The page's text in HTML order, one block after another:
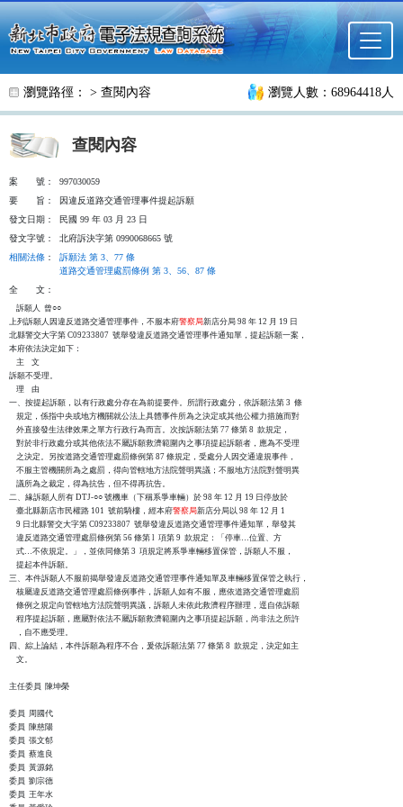
跳至主要內容
瀏覽路徑： > 查閱內容 瀏覽人數：68964418人
查閱內容
案 號：
997030059
要
旨：
因違反道路交通管理事件提起訴願
發文日期：
民國 99 年 03 月 23 日
發文字號：
北府訴決字第 0990068665 號
相關法條 ：
訴願法 第 3、77 條
道路交通管理處罰條例 第 3、56、87 條
全
文：
    訴願人  曾○○
上列訴願人因違反道路交通管理事件，不服本府警察局新店分局 98 年 12 月 19 日
北縣警交大字第 C09233807  號舉發違反道路交通管理事件通知單，提起訴願一案，
本府依法決定如下：
    主    文
訴願不受理。
    理    由
一、按提起訴願，以有行政處分存在為前提要件。所謂行政處分，依訴願法第 3  條
    規定，係指中央或地方機關就公法上具體事件所為之決定或其他公權力措施而對
    外直接發生法律效果之單方行政行為而言。次按訴願法第 77 條第 8  款規定，
    對於非行政處分或其他依法不屬訴願救濟範圍內之事項提起訴願者，應為不受理
    之決定。另按道路交通管理處罰條例第 87 條規定，受處分人因交通違規事件，
    不服主管機關所為之處罰，得向管轄地方法院聲明異議；不服地方法院對聲明異
    議所為之裁定，得為抗告，但不得再抗告。
二、緣訴願人所有 DTJ-○○ 號機車（下稱系爭車輛）於 98 年 12 月 19 日停放於
    臺北縣新店市民權路 101  號前騎樓，經本府
警察局新店分局以 98 年 12 月 1
    9 日北縣警交大字第 C09233807  號舉發違反道路交通管理事件通知單，舉發其
    違反道路交通管理處罰條例第 56 條第 l  項第 9  款規定：「停車…位置、方
    式…不依規定。」，並依同條第 3  項規定將系爭車輛移置保管，訴願人不服，
    提起本件訴願。
三、本件訴願人不服前揭舉發違反道路交通管理事件通知單及車輛移置保管之執行，
    核屬違反道路交通管理處罰條例事件，訴願人如有不服，應依道路交通管理處罰
    條例之規定向管轄地方法院聲明異議，訴願人未依此救濟程序辦理，逕自依訴願
    程序提起訴願，應屬對依法不屬訴願救濟範圍內之事項提起訴願，尚非法之所許
    ，自不應受理。
四、綜上論結，本件訴願為程序不合，爰依訴願法第 77 條第 8  款規定，決定如主
    文。
主任委員  陳坤榮
委員  周國代
委員  陳慈陽
委員  張文郁
委員  蔡進良
委員  黃源銘
委員  劉宗德
委員  王年水